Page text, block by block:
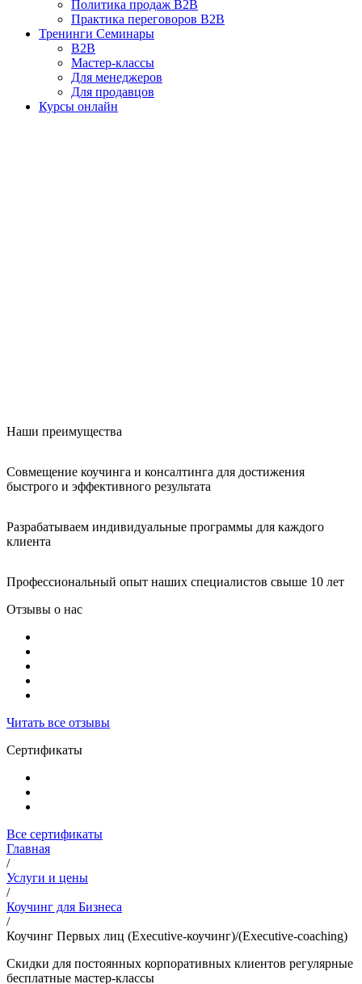
Политика продаж B2B
Практика переговоров B2B
Тренинги Семинары
B2B
Мастер-классы
Для менеджеров
Для продавцов
Курсы онлайн
Наши преимущества
Совмещение коучинга и консалтинга для достижения
быстрого и эффективного результата
Разрабатываем индивидуальные программы для каждого
клиента
Профессиональный опыт наших специалистов свыше 10 лет
Отзывы о нас
Читать все отзывы
Сертификаты
Все сертификаты
Главная
/
Услуги и цены
/
Коучинг для Бизнеса
/
Коучинг Первых лиц (Executive-коучинг)/(Executive-coaching)
Скидки для постоянных корпоративных клиентов регулярные
бесплатные мастер-классы